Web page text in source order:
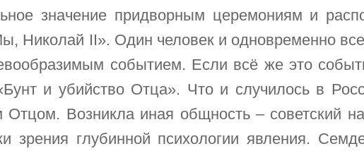
значение придворным церемониям и
Николай ІІ». Один человек и одновременно
событием. Если всё же это
и убийство Отца». Что и случилось в
Возникла иная общность – советский
зрения глубинной психологии явления.